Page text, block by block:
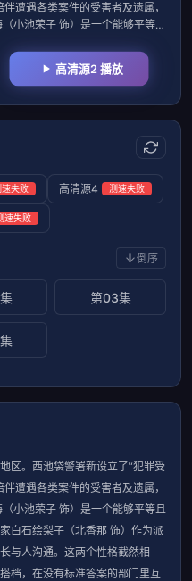
遭遇各类案件的受害者及遗属，
小池荣子 饰）是一个能够平等且
与人沟通。这两个性格截然相
档，在没有标准答案的部门里互
高清源2 播放
速失败 高清源4 测速失败
速失败
倒序
第03集
区。西池袋警署新设立了“犯罪受
遭遇各类案件的受害者及遗属，
小池荣子 饰）是一个能够平等且
白石绘梨子（北香那 饰）作为派
与人沟通。这两个性格截然相
档，在没有标准答案的部门里互